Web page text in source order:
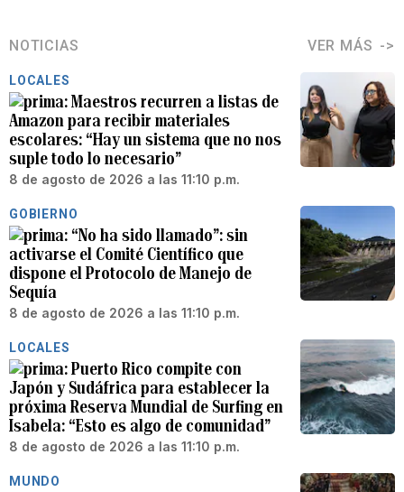
NOTICIAS VER MÁS
LOCALES
Maestros recurren a listas de
Amazon para recibir materiales
escolares: “Hay un sistema que no nos
suple todo lo necesario”
8 de agosto de 2026 a las 11:10 p.m.
GOBIERNO
“No ha sido llamado”: sin
activarse el Comité Científico que
dispone el Protocolo de Manejo de
Sequía
8 de agosto de 2026 a las 11:10 p.m.
LOCALES
Puerto Rico compite con
Japón y Sudáfrica para establecer la
próxima Reserva Mundial de Surfing en
Isabela: “Esto es algo de comunidad”
8 de agosto de 2026 a las 11:10 p.m.
MUNDO